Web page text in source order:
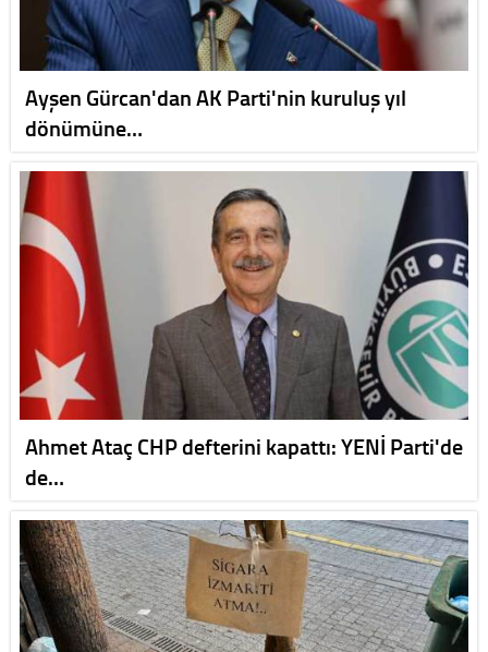
Ayşen Gürcan'dan AK Parti'nin kuruluş yıl
dönümüne…
Ahmet Ataç CHP defterini kapattı: YENİ Parti'de
de…